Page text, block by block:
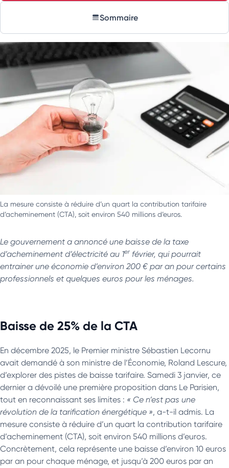
Sommaire
La mesure consiste à réduire d’un quart la contribution tarifaire
d’acheminement (CTA), soit environ 540 millions d’euros.
Le gouvernement a annoncé une baisse de la taxe
d’acheminement d’électricité au 1er février, qui pourrait
entrainer une économie d’environ 200 € par an pour certains
professionnels et quelques euros pour les ménages.
Baisse de 25% de la CTA
En décembre 2025, le Premier ministre Sébastien Lecornu
avait demandé à son ministre de l’Économie, Roland Lescure,
d’explorer des pistes de baisse tarifaire. Samedi 3 janvier, ce
dernier a dévoilé une première proposition dans Le Parisien,
tout en reconnaissant ses limites : « Ce n’est pas une
révolution de la tarification énergétique », a-t-il admis. La
mesure consiste à réduire d’un quart la contribution tarifaire
d’acheminement (CTA), soit environ 540 millions d’euros.
Concrètement, cela représente une baisse d’environ 10 euros
par an pour chaque ménage, et jusqu’à 200 euros par an